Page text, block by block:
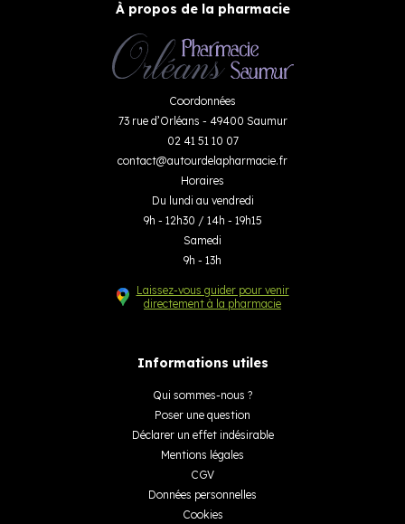
À propos de la pharmacie
Coordonnées
73 rue d’Orléans - 49400 Saumur
02 41 51 10 07
contact@autourdelapharmacie.fr
Horaires
Du lundi au vendredi
9h - 12h30 / 14h - 19h15
Samedi
9h - 13h
Laissez-vous guider pour venir
directement à la pharmacie
Informations utiles
Qui sommes-nous ?
Poser une question
Déclarer un effet indésirable
Mentions légales
CGV
Données personnelles
Cookies